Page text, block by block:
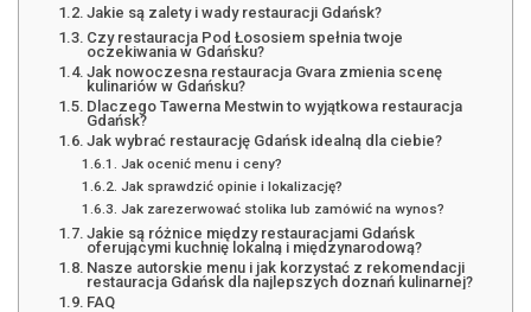
Jakie są zalety i wady restauracji Gdańsk?
Czy restauracja Pod Łososiem spełnia twoje
oczekiwania w Gdańsku?
Jak nowoczesna restauracja Gvara zmienia scenę
kulinariów w Gdańsku?
Dlaczego Tawerna Mestwin to wyjątkowa restauracja
Gdańsk?
Jak wybrać restaurację Gdańsk idealną dla ciebie?
Jak ocenić menu i ceny?
Jak sprawdzić opinie i lokalizację?
Jak zarezerwować stolika lub zamówić na wynos?
Jakie są różnice między restauracjami Gdańsk
oferującymi kuchnię lokalną i międzynarodową?
Nasze autorskie menu i jak korzystać z rekomendacji
restauracja Gdańsk dla najlepszych doznań kulinarnej?
FAQ